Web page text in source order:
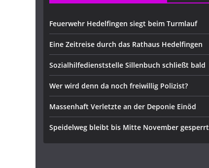
Feuerwehr Hedelfingen siegt beim Turmlauf
Eine Zeitreise durch das Rathaus Hedelfingen
Sozialhilfedienststelle Sillenbuch schließt bald
Wer wird denn da noch freiwillig Polizist?
Massenhaft Verletzte an der Deponie Einöd
Speidelweg bleibt bis Mitte November gesperrt